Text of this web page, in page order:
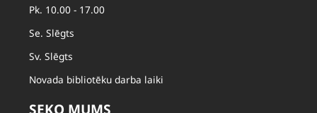
Pk. 10.00 - 17.00
Se. Slēgts
Sv. Slēgts
Novada bibliotēku darba laiki